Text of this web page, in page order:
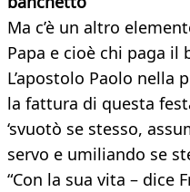
Ma c’è un altro
Papa e cioè chi paga il
L’apostolo Paolo nella
la fattura di questa
‘svuotò se stesso,
servo e umiliando se
“Con la sua vita – dice